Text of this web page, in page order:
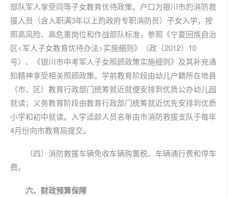
部队军人享受同等子女教育优待政策。户口为银川市的消防救
援人员（含入职满3年以上的政府专职消防员）子女入学，按
照高风险、高危害岗位和作战部队标准，参照《宁夏回族自治
区<军人子女教育优待办法>实施细则》（政〔2012〕10
号）、《银川市中考军人子女照顾政策实施细则》及其补充通
知精神享受相关照顾政策。学前教育阶段由幼儿户籍所在地县
（市、区）教育行政部门统筹就近就便安排到优质公办幼儿园
就读；义务教育阶段由教育行政部门统筹就近优先安排到优质
小学和初中就读。入学适龄人员名单由市消防救援支队于每年
4月份向市教育局提交。
（四）消防救援车辆免收车辆购置税、车辆通行费和停车
费。
六、财政预算保障